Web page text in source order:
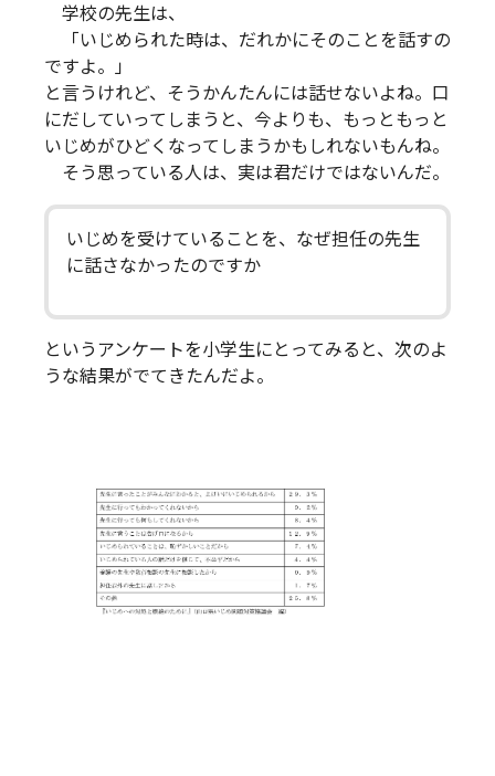
学校の先生は、
「いじめられた時は、だれかにそのことを話すの
ですよ。」
と言うけれど、そうかんたんには話せないよね。口
にだしていってしまうと、今よりも、もっともっと
いじめがひどくなってしまうかもしれないもんね。
そう思っている人は、実は君だけではないんだ。
いじめを受けていることを、なぜ担任の先生
に話さなかったのですか
というアンケートを小学生にとってみると、次のよ
うな結果がでてきたんだよ。